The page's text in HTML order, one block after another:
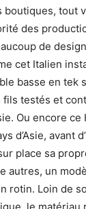
boutiques, tout
des
de
cet Italien
basse en tek
fils testés et
Ou encore ce
d’Asie, avant
place sa
autres, un
rotin. Loin de